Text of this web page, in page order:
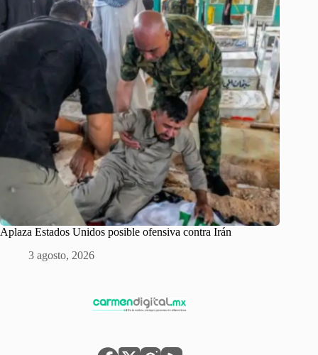
Aplaza Estados Unidos posible ofensiva contra Irán
3 agosto, 2026